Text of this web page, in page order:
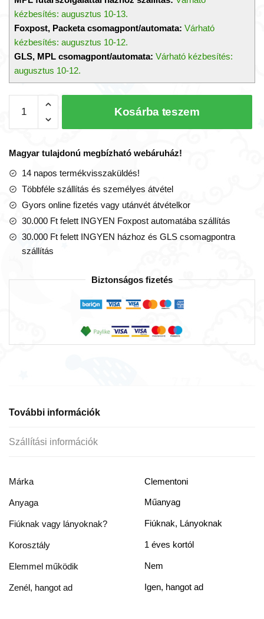
kézbesítés: augusztus 10-13.
Foxpost, Packeta csomagpont/automata: Várható
kézbesítés: augusztus 10-12.
GLS, MPL csomagpont/automata: Várható kézbesítés:
augusztus 10-12.
vonat
szett
bébijáték
(Clementoni)
mennyiség
Kosárba teszem
Magyar tulajdonú megbízható webáruház!
14 napos termékvisszaküldés!
Többféle szállítás és személyes átvétel
Gyors online fizetés vagy utánvét átvételkor
30.000 Ft felett INGYEN Foxpost automatába szállítás
30.000 Ft felett INGYEN házhoz és GLS csomagpontra
szállítás
Biztonságos fizetés
További információk
Szállítási információk
Márka Clementoni
Anyaga Műanyag
Fiúknak vagy lányoknak? Fiúknak, Lányoknak
Korosztály 1 éves kortól
Elemmel működik Nem
Zenél, hangot ad Igen, hangot ad